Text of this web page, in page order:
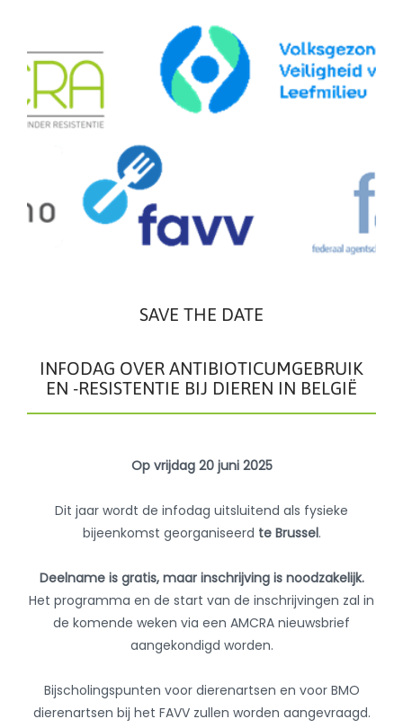
SAVE THE DATE
INFODAG OVER ANTIBIOTICUMGEBRUIK
EN -RESISTENTIE BIJ DIEREN IN BELGIË
Op vrijdag 20 juni 2025
Dit jaar wordt de infodag uitsluitend als fysieke
bijeenkomst georganiseerd te Brussel.
Deelname is gratis, maar inschrijving is noodzakelijk.
Het programma en de start van de inschrijvingen zal in
de komende weken via een AMCRA nieuwsbrief
aangekondigd worden.
Bijscholingspunten voor dierenartsen en voor BMO
dierenartsen bij het FAVV zullen worden aangevraagd.